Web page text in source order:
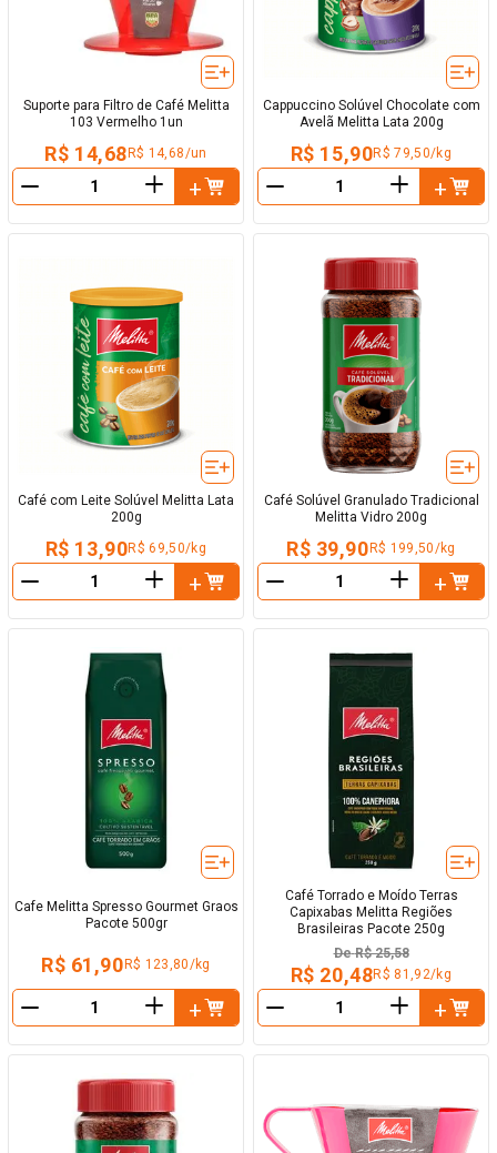
Suporte para Filtro de Café Melitta
103 Vermelho 1un
R$ 14,68 R$ 14,68/un
＋
Cappuccino Solúvel Chocolate com
Avelã Melitta Lata 200g
R$ 15,90R$ 79,50/kg
＋
Café com Leite Solúvel Melitta Lata
200g
R$ 13,90R$ 69,50/kg
＋
Café Solúvel Granulado Tradicional
Melitta Vidro 200g
R$ 39,90 R$ 199,50/kg
＋
Cafe Melitta Spresso Gourmet Graos
Pacote 500gr
R$ 61,90 R$ 123,80/kg
＋
Café Torrado e Moído Terras
Capixabas Melitta Regiões
Brasileiras Pacote 250g
De R$ 25,58
R$ 20,48R$ 81,92/kg
＋